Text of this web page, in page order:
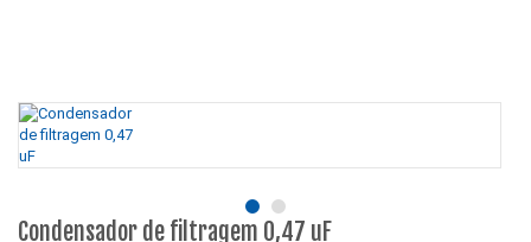
Condensador de filtragem 0,47 uF